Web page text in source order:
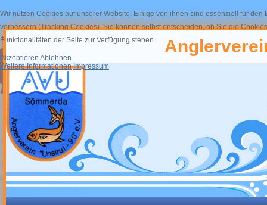
Wir nutzen Cookies auf unserer Website. Einige von ihnen sind essenziell für
verbessern (Tracking Cookies). Sie können selbst entscheiden, ob Sie die
Funktionalitäten der Seite zur Verfügung stehen.
Akzeptieren Ablehnen
Weitere Informationen Impressum